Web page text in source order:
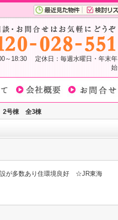
～18:30 定休日：毎週水曜日・年末年
始
2号棟 全3棟
が多数あり住環境良好 ☆JR東海